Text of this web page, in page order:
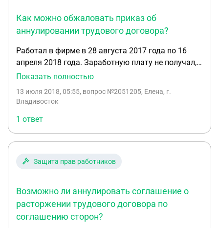
Как можно обжаловать приказ об
аннулировании трудового договора?
Работал в фирме в 28 августа 2017 года по 16
апреля 2018 года. Заработную плату не получал,
каждый месяц обещали. При очередной просьбе
освободить место рабочее. Подал в суд иск о
приказ об аннулировании трудового договора от
30 августа, сказав при этом, что я заключил с ним
договор, отпросился на полчаса и так не пришел,
составили акты о моем отсутствии, и приказ об
аннулировании. То есть я ходил на работу до 16
работаю, есть переписки с клиентами и т.д.
Вопрос: как лучше поступить. Обжаловать приказ
об аннулировании трудового договора отдельно
Показать полностью
13 июля 2018, 05:55, вопрос №2051205, Елена, г.
Владивосток
1 ответ
Защита прав работников
Возможно ли аннулировать соглашение о
расторжении трудового договора по
соглашению сторон?